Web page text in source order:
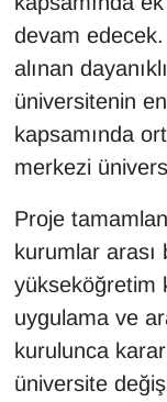
devam
alınan
üniversitenin
kapsamında
merkezi
Proje
kurumlar arası
yükseköğretim
uygulama ve
kurulunca
üniversite